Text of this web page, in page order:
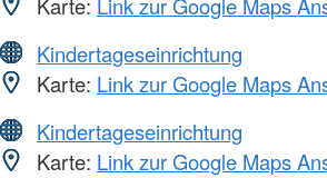
Kindertageseinrichtung
Karte: Link zur Google Maps
Kindertageseinrichtung
Karte: Link zur Google Maps